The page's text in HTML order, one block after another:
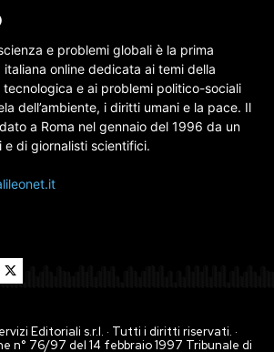
e problemi globali è la prima
online dedicata ai temi della
e ai problemi politico-sociali
dell’ambiente, i diritti umani e la pace. Il
a Roma nel gennaio del 1996 da un
di giornalisti scientifici.
Editoriali s.r.l. · Tutti i diritti riservati. ·
n° 76/97 del 14 febbraio 1997 Tribunale di